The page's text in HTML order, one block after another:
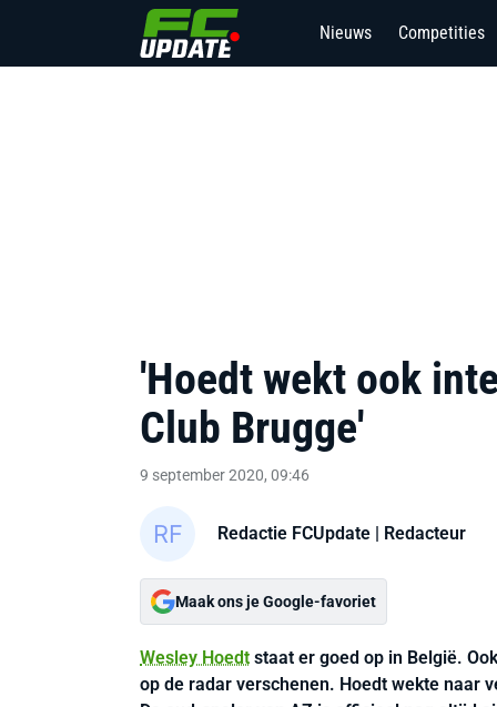
Nieuws Competities
'Hoedt wekt ook
Club Brugge'
9 september 2020, 09:46
Redactie FCUpdate | Redacteur
Maak ons je Google-favoriet
Wesley Hoedt staat er goed op in België.
op de radar verschenen. Hoedt wekte naar